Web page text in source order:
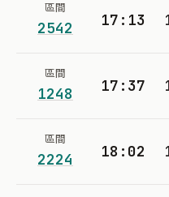
區間
2542 17:13
區間
1248 17:37
區間
2224 18:02